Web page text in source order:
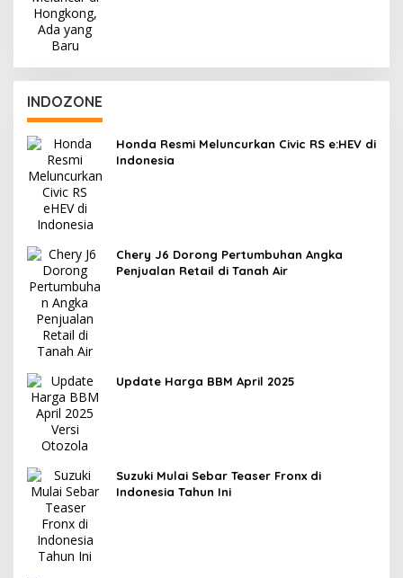
INDOZONE
Honda Resmi Meluncurkan Civic RS e:HEV di
Indonesia
Chery J6 Dorong Pertumbuhan Angka
Penjualan Retail di Tanah Air
Update Harga BBM April 2025
Suzuki Mulai Sebar Teaser Fronx di
Indonesia Tahun Ini